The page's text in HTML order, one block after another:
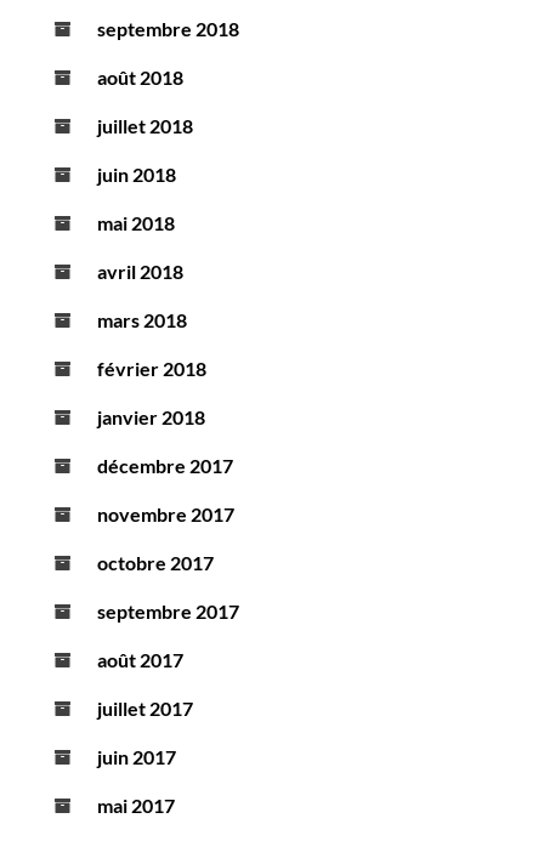
septembre 2018
août 2018
juillet 2018
juin 2018
mai 2018
avril 2018
mars 2018
février 2018
janvier 2018
décembre 2017
novembre 2017
octobre 2017
septembre 2017
août 2017
juillet 2017
juin 2017
mai 2017